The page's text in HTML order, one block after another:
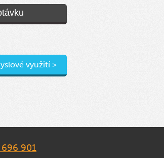
využití >
901